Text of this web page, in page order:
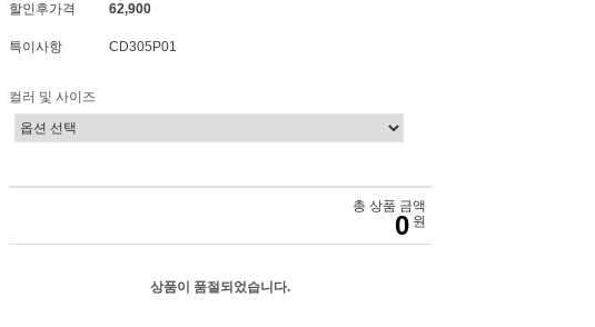
할인후가격 62,900
특이사항 CD305P01
컬러 및 사이즈
총 상품 금액
0 원
상품이 품절되었습니다.